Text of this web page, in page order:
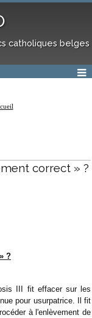
catholiques belges
correct » ?
?
III fit effacer sur les
pour usurpatrice. Il fit
à l'enlèvement de